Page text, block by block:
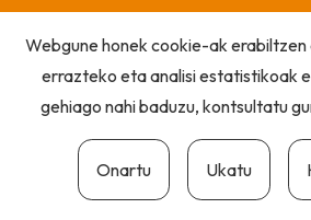
Webgune honek cookie-ak
errazteko eta analisi estatistikoak
gehiago nahi baduzu, kontsultatu
Onartu Ukatu